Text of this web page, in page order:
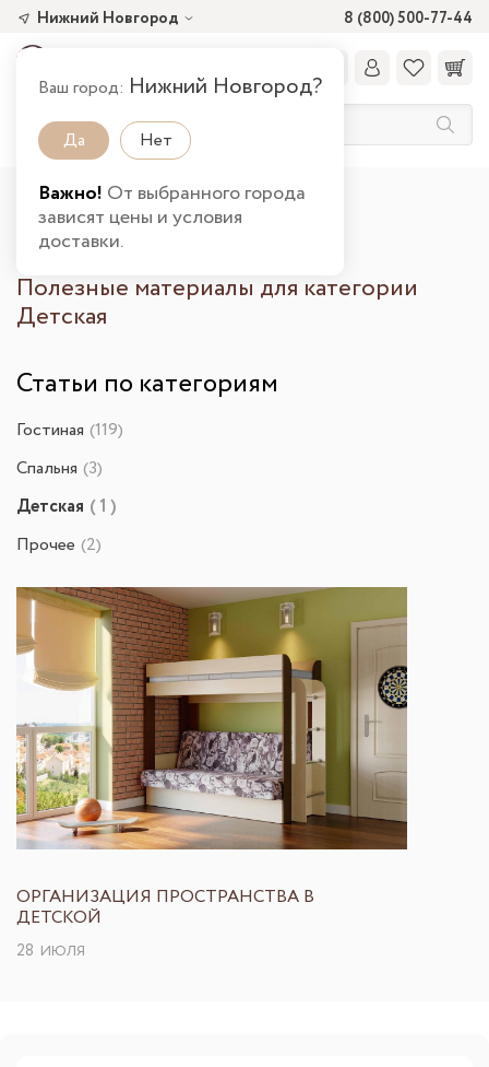
8 (800) 500-77-44
Нижний Новгород
Ваш город: Нижний Новгород?
Да Нет
Важно! От выбранного города
зависят цены и условия
доставки.
Главная О компании
Статьи
Полезные материалы для категории Детская
Полезные материалы для категории
Детская
Статьи по категориям
Гостиная (119)
Спальня (3)
Детская ( 1 )
Прочее (2)
28 ИЮЛЯ
ОРГАНИЗАЦИЯ ПРОСТРАНСТВА В
ДЕТСКОЙ